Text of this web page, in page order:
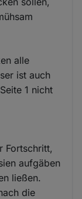
alle
ist auch
1 nicht
Fortschritt,
aufgäben
ließen.
die